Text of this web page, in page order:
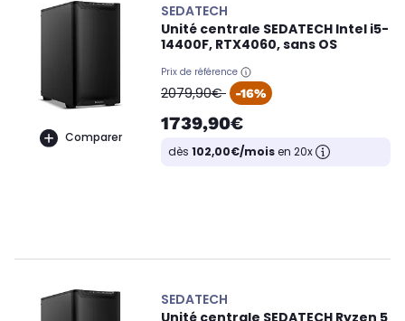
Comparer
SEDATECH
Unité centrale SEDATECH Intel i5-
14400F, RTX4060, sans OS
Prix de référence
oldPrice
2079,90€ -16%
1739,90€
dès 102,00€/moisen 20x
SEDATECH